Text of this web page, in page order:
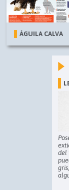
ÁGUILA CALVA
del